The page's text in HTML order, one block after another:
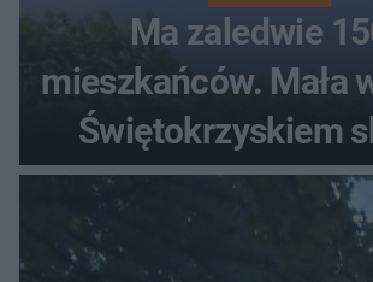
Ma zaledwie
mieszkańców. Mała
Świętokrzyskiem
zabytki, bywał tu